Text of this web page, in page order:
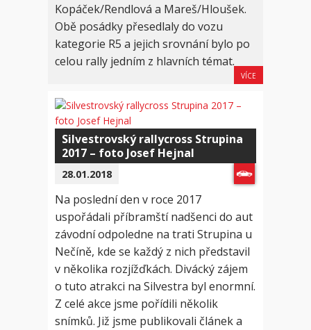
Kopáček/Rendlová a Mareš/Hloušek.
Obě posádky přesedlaly do vozu
kategorie R5 a jejich srovnání bylo po
celou rally jedním z hlavních témat.
VÍCE
Silvestrovský rallycross Strupina
2017 – foto Josef Hejnal
28.01.2018
Na poslední den v roce 2017
uspořádali příbramští nadšenci do aut
závodní odpoledne na trati Strupina u
Nečíně, kde se každý z nich představil
v několika rozjížďkách. Divácký zájem
o tuto atrakci na Silvestra byl enormní.
Z celé akce jsme pořídili několik
snímků. Již jsme publikovali článek a